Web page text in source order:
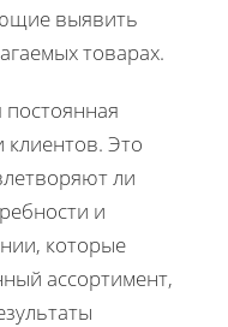
выявить
товарах.
клиентов. Это
ли
и
которые
ассортимент,